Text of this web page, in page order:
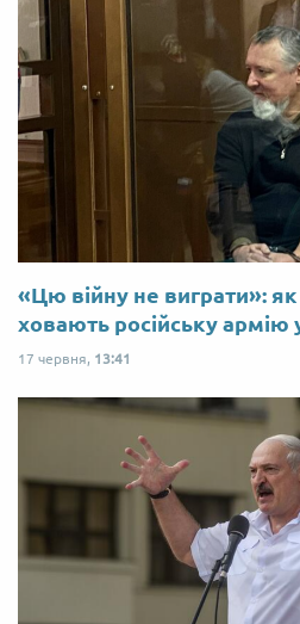
«Цю війну не виграти»: як
ховають російську армію
17 червня, 13:41